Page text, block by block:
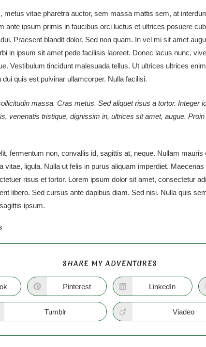
metus vitae pharetra auctor, sem massa mattis sem, at
ante ipsum primis in faucibus orci luctus et ultrices posuere
Praesent blandit dolor. Sed non quam. In vel mi sit amet
in ipsum sit amet pede facilisis laoreet. Donec lacus nunc,
Vestibulum tincidunt malesuada tellus. Ut ultrices ultrices
dui quis est pulvinar ullamcorper. Nulla facilisi.
massa. Cras metus. Sed aliquet risus a tortor. Integer
venenatis tristique, dignissim in, ultrices sit amet, augue.
fermentum non, convallis id, sagittis at, neque. Nullam mauris
vitae, ligula. Nulla ut felis in purus aliquam imperdiet.
risus et tortor. Lorem ipsum dolor sit amet, consectetur
libero. Sed cursus ante dapibus diam. Sed nisi. Nulla quis
ipsum.
SHARE MY ADVENTURES
Pinterest LinkedIn
Tumblr Viadeo